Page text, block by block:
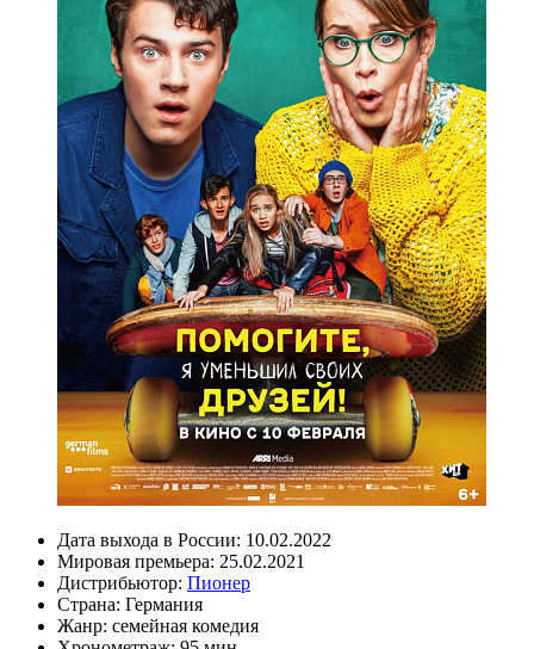
Дата выхода в России: 10.02.2022
Мировая премьера: 25.02.2021
Дистрибьютор: Пионер
Страна: Германия
Жанр: семейная комедия